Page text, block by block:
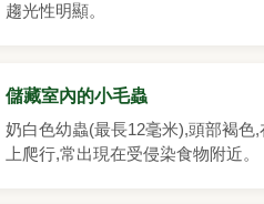
趨光性明顯。
儲藏室內的小毛蟲
奶白色幼蟲(最長12毫米),頭部褐色
上爬行,常出現在受侵染食物附近。